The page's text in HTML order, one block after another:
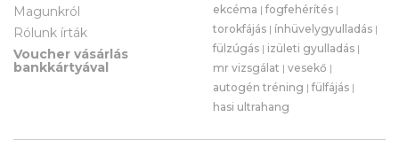
Magunkról
Rólunk írták
Voucher vásárlás
bankkártyával
ekcéma |fogfehérítés |
torokfájás | ínhüvelygyulladás |
fülzúgás | izületi gyulladás |
mr vizsgálat | vesekő |
autogén tréning |fülfájás |
hasi ultrahang